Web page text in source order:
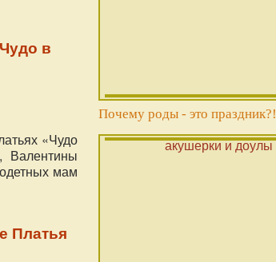
в
«Чудо
мам
Платья
Почему роды - это праздник?!